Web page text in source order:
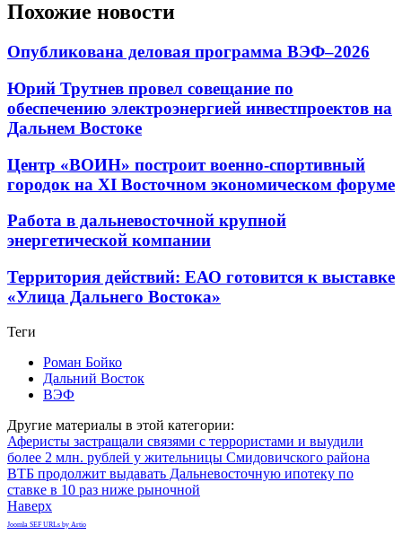
Похожие новости
Опубликована деловая программа ВЭФ–2026
Юрий Трутнев провел совещание по
обеспечению электроэнергией инвестпроектов на
Дальнем Востоке
Центр «ВОИН» построит военно-спортивный
городок на XI Восточном экономическом форуме
Работа в дальневосточной крупной
энергетической компании
Территория действий: ЕАО готовится к выставке
«Улица Дальнего Востока»
Теги
Роман Бойко
Дальний Восток
ВЭФ
Другие материалы в этой категории:
Аферисты застращали связями с террористами и выудили
более 2 млн. рублей у жительницы Смидовичского района
ВТБ продолжит выдавать Дальневосточную ипотеку по
ставке в 10 раз ниже рыночной
Наверх
Joomla SEF URLs by Artio